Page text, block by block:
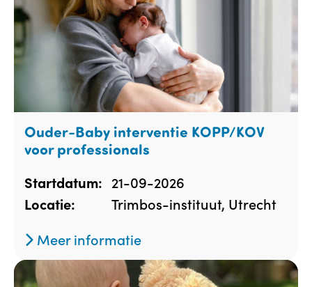
Ouder-Baby interventie KOPP/KOV
voor professionals
Startdatum: 21-09-2026
Locatie:
Trimbos-instituut, Utrecht
Meer informatie